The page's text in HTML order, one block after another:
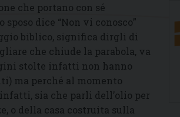
che portano con sé
dice “Non vi conosco”
biblico, significa dirgli di
che chiude la parabola, va
stolte infatti non hanno
ma perché al momento
sia che parli dell’olio per
o della casa costruita sulla